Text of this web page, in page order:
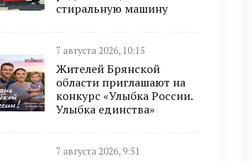
стиральную машину
7 августа 2026, 10:15
Жителей Брянской
области приглашают на
конкурс «Улыбка России.
Улыбка единства»
7 августа 2026, 9:51